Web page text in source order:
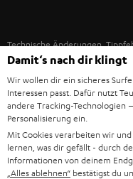
NACHHALTIGKEIT
UNSERE WERTE
BILDUNGSRABATT
BARRIEREFREIHEIT
USA
WEITERE LÄNDER
Technische Änderungen,
Fotos abgebildete Zubehör ist
©2026 Lautsprecher Teufel
Impressum AGB
Vertrag widerrufen
Damit‘s nach dir klingt
Wir wollen dir ein sicheres
Interessen passt. Dafür nutzt
andere Tracking-Technologien
Personalisierung ein.
Mit Cookies verarbeiten wir
lernen, was dir gefällt - durch
Informationen von deinem
„Alles ablehnen“ bestätigst du